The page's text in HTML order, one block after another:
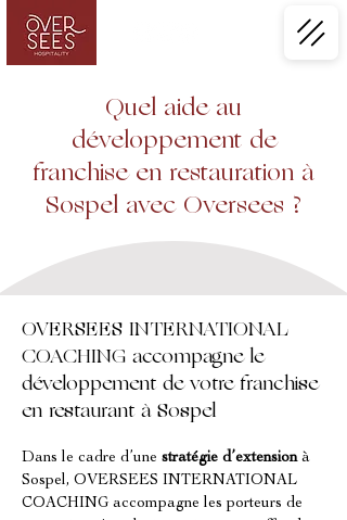
Quel aide au
développement de
franchise en restauration à
Sospel avec Oversees ?
OVERSEES INTERNATIONAL
COACHING accompagne le
développement de votre franchise
en restaurant à Sospel
Dans le cadre d’une stratégie d’extension à
Sospel, OVERSEES INTERNATIONAL
COACHING accompagne les porteurs de